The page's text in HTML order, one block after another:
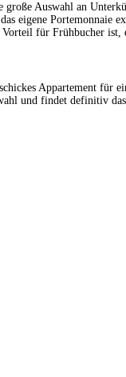
große Auswahl an
eigene
für Frühbucher
Appartement für
und findet definitiv